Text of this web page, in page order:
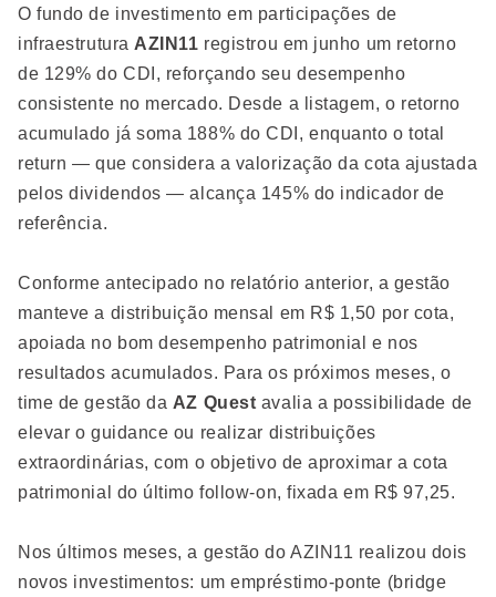
O fundo de investimento em participações de
infraestrutura AZIN11 registrou em junho um retorno
de 129% do CDI, reforçando seu desempenho
consistente no mercado. Desde a listagem, o retorno
acumulado já soma 188% do CDI, enquanto o total
return — que considera a valorização da cota ajustada
pelos dividendos — alcança 145% do indicador de
referência.
Conforme antecipado no relatório anterior, a gestão
manteve a distribuição mensal em R$ 1,50 por cota,
apoiada no bom desempenho patrimonial e nos
resultados acumulados. Para os próximos meses, o
time de gestão da AZ Quest avalia a possibilidade de
elevar o guidance ou realizar distribuições
extraordinárias, com o objetivo de aproximar a cota
patrimonial do último follow-on, fixada em R$ 97,25.
Nos últimos meses, a gestão do AZIN11 realizou dois
novos investimentos: um empréstimo-ponte (bridge